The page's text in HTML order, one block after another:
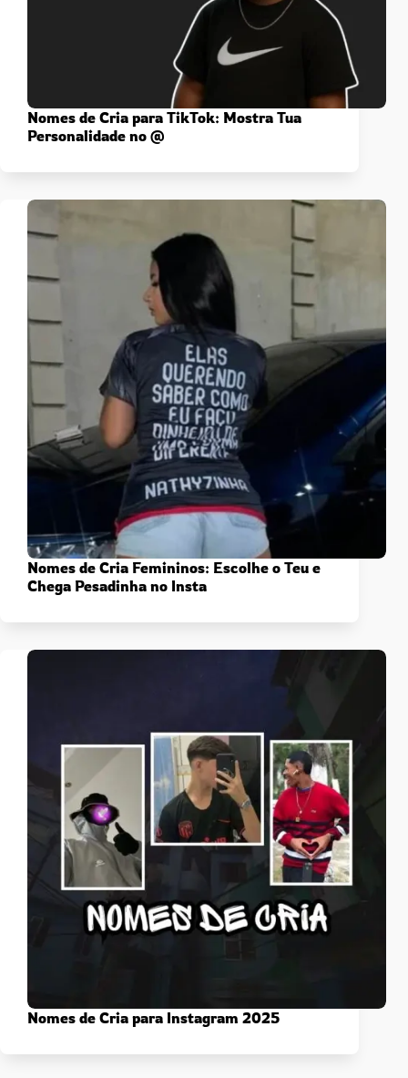
Nomes de Cria para TikTok: Mostra Tua
Personalidade no @
Nomes de Cria Femininos: Escolhe o Teu e
Chega Pesadinha no Insta
Nomes de Cria para Instagram 2025